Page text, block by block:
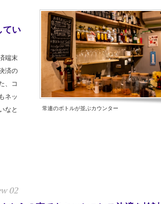
てい
常連のボトルが並ぶカウンター
端末
済の
、コ
ネッ
なと